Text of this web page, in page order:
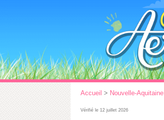
Accueil > Nouvelle-Aquitaine
Vérifié le 12 juillet 2026